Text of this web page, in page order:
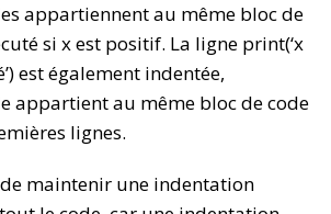
appartiennent au même bloc de
si x est positif. La ligne print(‘x
est également indentée,
appartient au même bloc de code
lignes.
maintenir une indentation